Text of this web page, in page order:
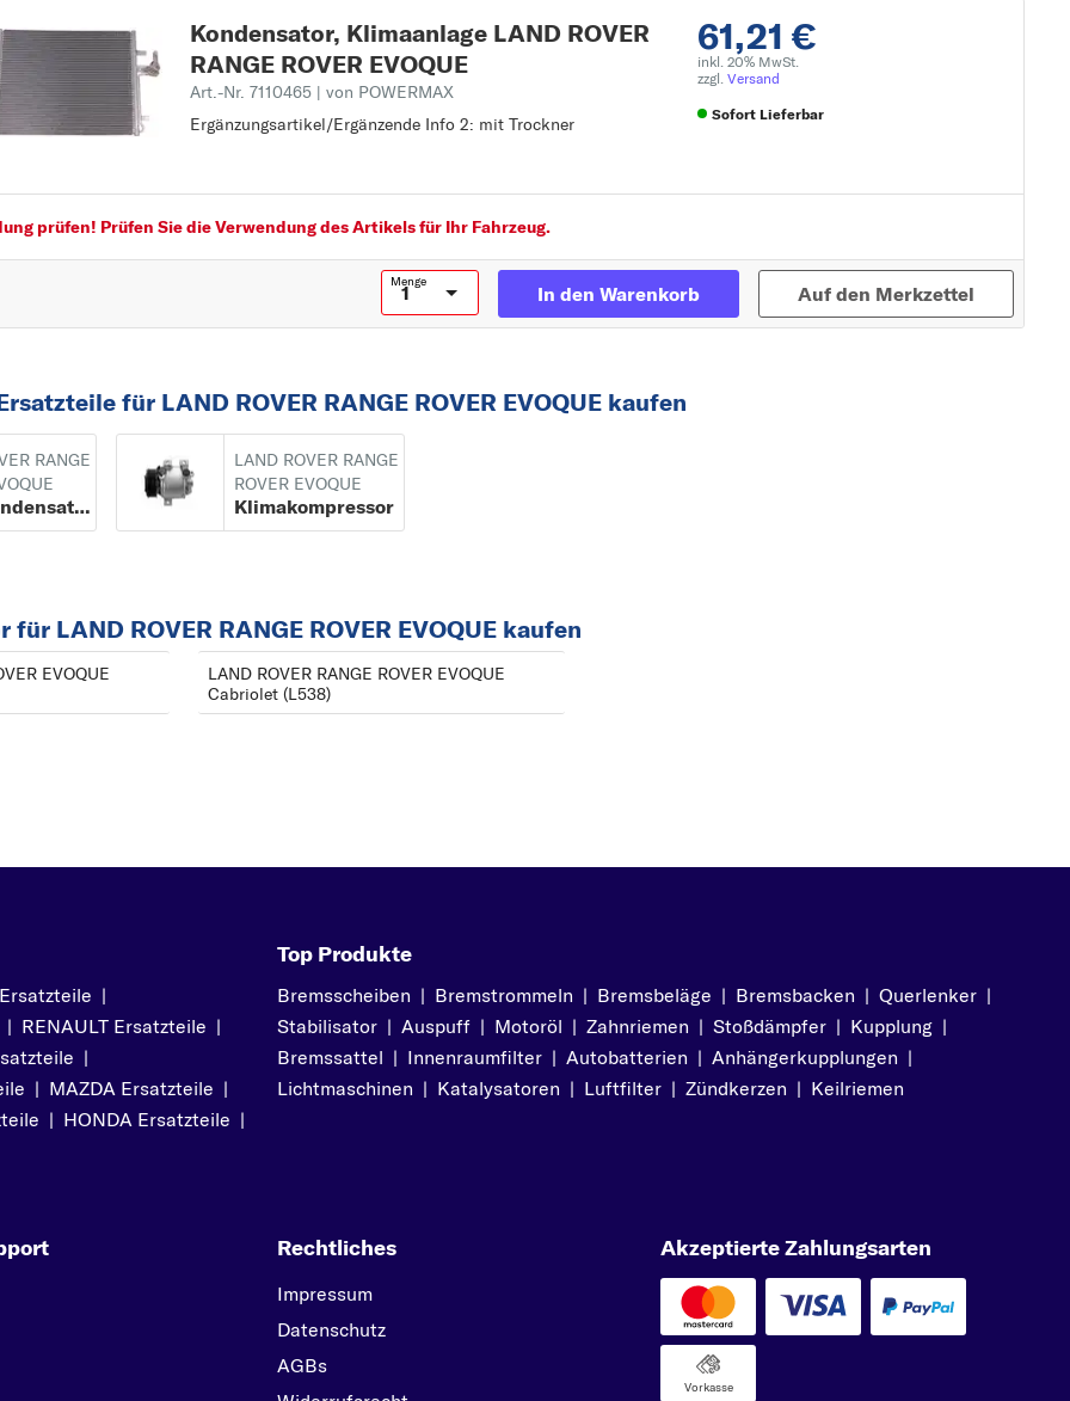
61,21 €
inkl. 20% MwSt.
zzgl. Versand
Sofort Lieferbar
Kondensator, Klimaanlage LAND ROVER
RANGE ROVER EVOQUE
Art.-Nr. 7110465 | von POWERMAX
Ergänzungsartikel/Ergänzende Info 2: mit Trockner
Ergänzungsartikel/Ergänzende Info 2: mit Trockner
prüfen! Prüfen Sie die Verwendung des Artikels für Ihr Fahrzeug.
Menge
In den Warenkorb Auf den Merkzettel
für LAND ROVER RANGE ROVER EVOQUE kaufen
RANGE
Klimakondensator
LAND ROVER RANGE
ROVER EVOQUE
Klimakompressor
LAND ROVER RANGE ROVER EVOQUE kaufen
EVOQUE
LAND ROVER RANGE ROVER EVOQUE
Cabriolet (L538)
|
| RENAULT Ersatzteile |
|
| MAZDA Ersatzteile |
| HONDA Ersatzteile |
Top Produkte
Bremsscheiben | Bremstrommeln | Bremsbeläge | Bremsbacken | Querlenker |
Stabilisator | Auspuff | Motoröl | Zahnriemen | Stoßdämpfer | Kupplung |
Bremssattel | Innenraumfilter | Autobatterien | Anhängerkupplungen |
Lichtmaschinen | Katalysatoren | Luftfilter | Zündkerzen | Keilriemen
Rechtliches
Impressum
Datenschutz
AGBs
Akzeptierte Zahlungsarten
Vorkasse